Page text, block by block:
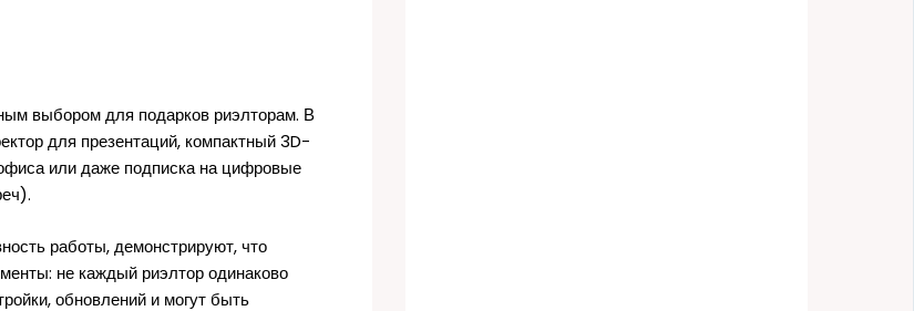
выбором для подарков риэлторам. В
для презентаций, компактный 3D-
или даже подписка на цифровые
работы, демонстрируют, что
не каждый риэлтор одинаково
обновлений и могут быть